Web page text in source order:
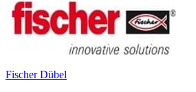
Fischer Dübel